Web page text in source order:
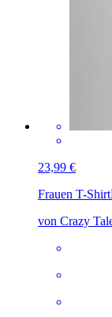
23,99 €
Frauen T-Shirt
von Crazy